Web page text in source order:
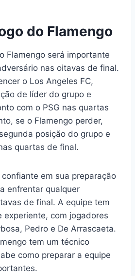
do Flamengo
Flamengo será importante
nas oitavas de final.
o Los Angeles FC,
de líder do grupo e
com o PSG nas quartas
se o Flamengo perder,
posição do grupo e
quartas de final.
em sua preparação
enfrentar qualquer
de final. A equipe tem
experiente, com jogadores
Pedro e De Arrascaeta.
tem um técnico
como preparar a equipe